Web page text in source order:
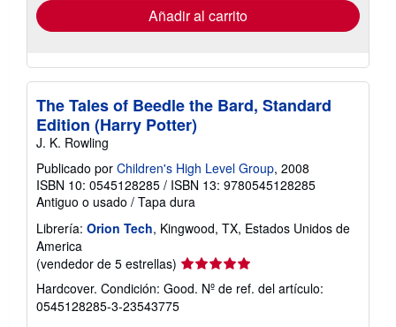
envío
Añadir al carrito
The Tales of Beedle the Bard, Standard
Edition (Harry Potter)
J. K. Rowling
Publicado por Children's High Level Group, 2008
ISBN 10: 0545128285 / ISBN 13: 9780545128285
Antiguo o usado / Tapa dura
Librería: Orion Tech, Kingwood, TX, Estados Unidos de
America
(vendedor de 5 estrellas) Calificación
del
vendedor:
Hardcover. Condición: Good. Nº de ref. del artículo:
0545128285-3-23543775